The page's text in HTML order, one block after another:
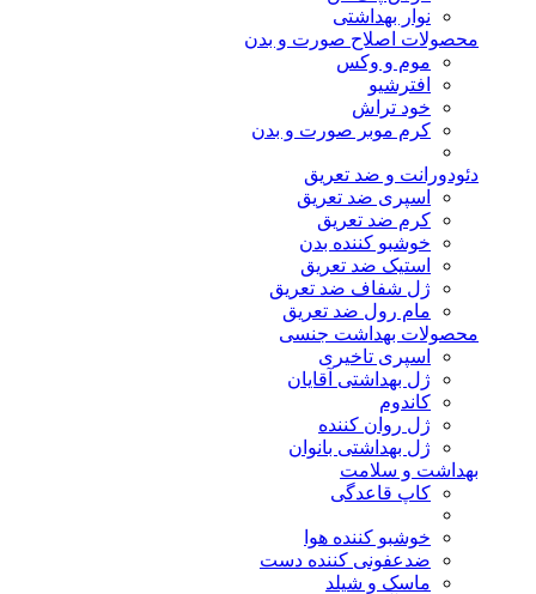
نوار بهداشتی
محصولات اصلاح صورت و بدن
موم و وکس
افترشیو
خود تراش
کرم موبر صورت و بدن
دئودورانت و ضد تعریق
اسپری ضد تعریق
کرم ضد تعریق
خوشبو کننده بدن
استیک ضد تعریق
ژل شفاف ضد تعریق
مام رول ضد تعریق
محصولات بهداشت جنسی
اسپری تاخیری
ژل بهداشتی آقایان
کاندوم
ژل روان کننده
ژل بهداشتی بانوان
بهداشت و سلامت
کاپ قاعدگی
خوشبو کننده هوا
ضدعفونی کننده دست
ماسک و شیلد